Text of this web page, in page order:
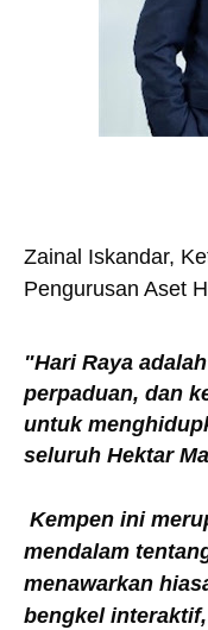
Zainal Iskandar,
Pengurusan Aset
"Hari Raya
perpaduan, dan
untuk
seluruh Hektar
Kempen ini
mendalam
menawarkan
bengkel